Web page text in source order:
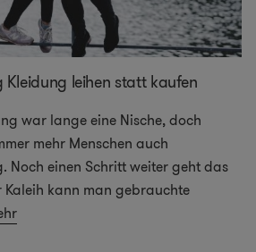
Kleidung leihen statt kaufen
war lange eine Nische, doch
mehr Menschen auch
Noch einen Schritt weiter geht das
Kaleih kann man gebrauchte